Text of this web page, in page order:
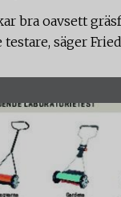
bra oavsett
säger